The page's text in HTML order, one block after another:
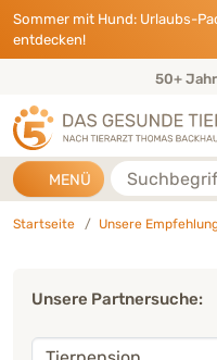
Direkt zu:
INHALT
HAUPTMENÜ
FOOTER
Sommer mit Hund: Urlaubs-
entdecken!
50+
MENÜ Suche
Startseite Unsere
Unsere Partnersuche:
Branche